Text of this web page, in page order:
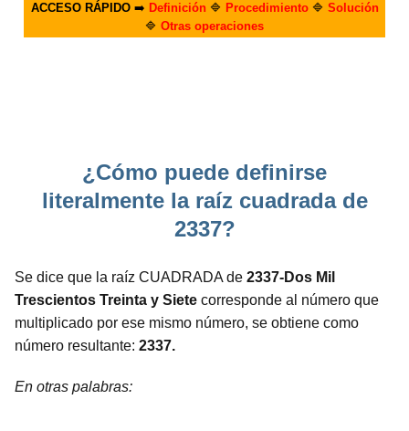
ACCESO RÁPIDO➡️ Definición🔷 Procedimiento🔷 Solución
🔷 Otras operaciones
¿Cómo puede definirse
literalmente la raíz cuadrada de
2337?
Se dice que la raíz CUADRADA de 2337-Dos Mil
Trescientos Treinta y Siete corresponde al número que
multiplicado por ese mismo número, se obtiene como
número resultante: 2337.
En otras palabras: